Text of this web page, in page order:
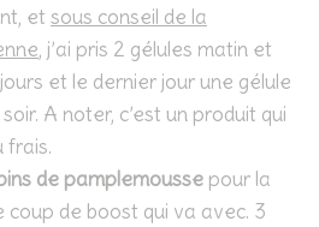
et sous conseil de la
, j’ai pris 2 gélules matin et
et le dernier jour une gélule
A noter, c’est un produit qui
frais.
de pamplemousse pour la
coup de boost qui va avec. 3